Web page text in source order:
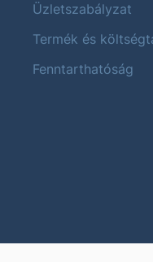
Üzletszabályzat
Termék és
Fenntarthatóság